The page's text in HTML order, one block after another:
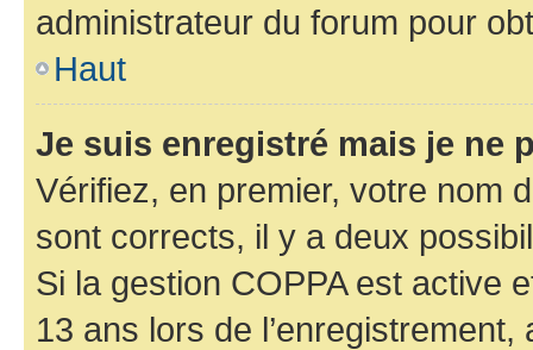
administrateur du forum pour
Haut
Je suis enregistré mais je ne
Vérifiez, en premier, votre nom
sont corrects, il y a deux
Si la gestion COPPA est active
13 ans lors de